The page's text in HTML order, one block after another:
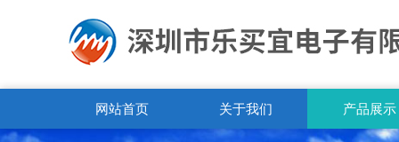
网站首页 关于我们 产品展示